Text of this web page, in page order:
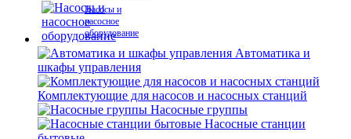
Насосы и
насосное
оборудование
Автоматика и
шкафы управления
Комплектующие для насосов и насосных станций
Насосные группы
Насосные станции